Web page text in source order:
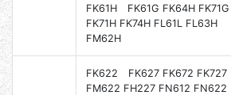
FK61H FK61G FK64H FK71G
FK71H FK74H FL61L FL63H
FM62H
FK622 FK627 FK672 FK727
FM622 FH227 FN612 FN622